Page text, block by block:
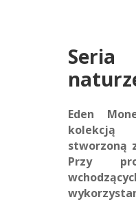
Seria
Eden
kolekcją
stworzoną
Przy